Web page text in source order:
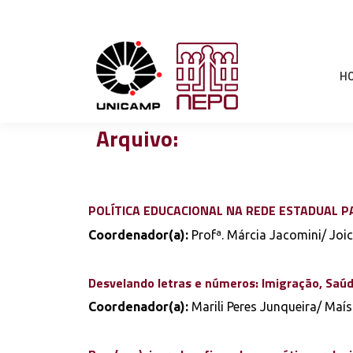
Arquivo:
POLÍTICA EDUCACIONAL NA REDE ESTADUAL
Coordenador(a): Profª. Márcia Jacomini/
Desvelando letras e números: Imigração,
Coordenador(a): Marili Peres Junqueira/